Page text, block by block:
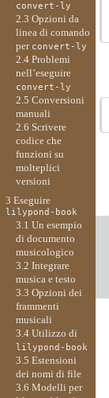
convert-ly
2.3 Opzioni da
linea di comando
per convert-ly
2.4 Problemi
nell’eseguire
convert-ly
2.5 Conversioni
manuali
2.6 Scrivere
codice che
funzioni su
molteplici
versioni
3 Eseguire
lilypond-book
3.1 Un esempio
di documento
musicologico
3.2 Integrare
musica e testo
3.3 Opzioni dei
frammenti
musicali
3.4 Utilizzo di
lilypond-book
3.5 Estensioni
dei nomi di file
3.6 Modelli per